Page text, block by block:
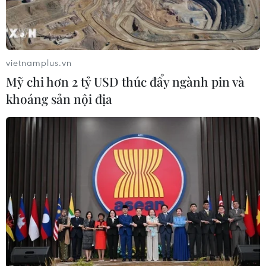
TIN LIÊN QUAN
vietnamplus.vn
Mỹ chi hơn 2 tỷ USD thúc đẩy ngành pin và
khoáng sản nội địa